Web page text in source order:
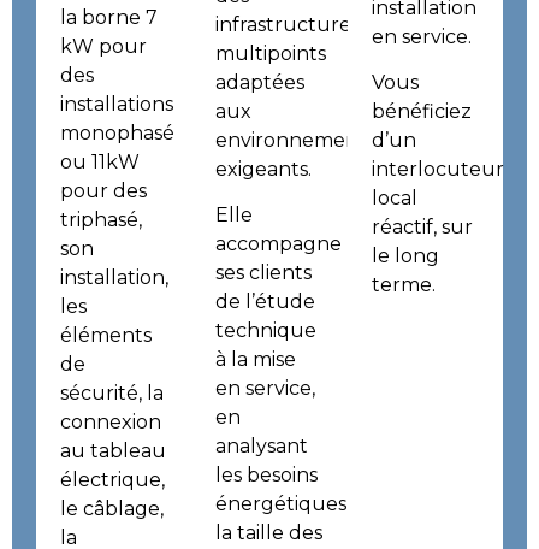
la borne 7
kW pour
des
installations
monophasé
ou 11kW
pour des
triphasé,
son
installation,
les
éléments
de
sécurité, la
connexion
au tableau
électrique,
le câblage,
la
infrastructures
multipoints
adaptées
aux
environnements
exigeants.
Elle
accompagne
ses clients
de l’étude
technique
à la mise
en service,
en
analysant
les besoins
énergétiques,
la taille des
installation
en service.
Vous
bénéficiez
d’un
interlocuteur
local
réactif, sur
le long
terme.